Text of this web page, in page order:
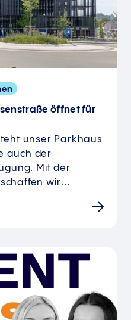
öffnet für
unser Parkhaus
auch der
Mit der
wir…